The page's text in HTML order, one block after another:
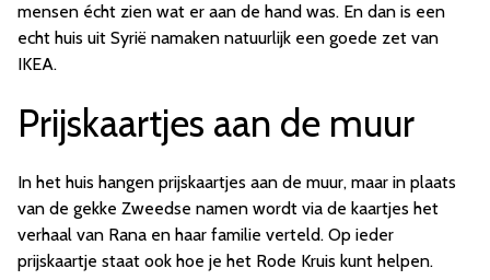
mensen écht zien wat er aan de hand was. En dan is een
echt huis uit Syrië namaken natuurlijk een goede zet van
IKEA.
Prijskaartjes aan de muur
In het huis hangen prijskaartjes aan de muur, maar in plaats
van de gekke Zweedse namen wordt via de kaartjes het
verhaal van Rana en haar familie verteld. Op ieder
prijskaartje staat ook hoe je het Rode Kruis kunt helpen.